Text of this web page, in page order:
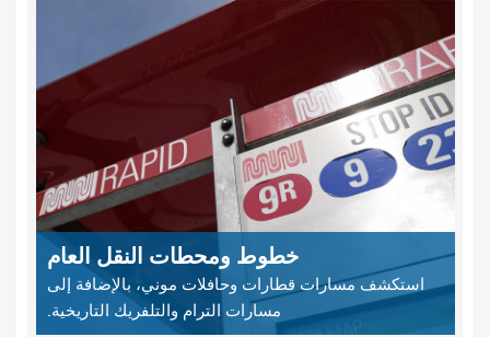
خطوط ومحطات النقل العام
استكشف مسارات قطارات وحافلات موني، بالإضافة إلى
مسارات الترام والتلفريك التاريخية.